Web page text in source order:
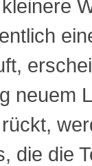
neuem
die die